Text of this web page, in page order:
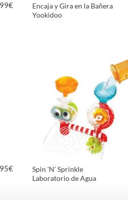
€
Encaja y Gira en la Bañera
Yookidoo
€
Spin 'N' Sprinkle
Laboratorio de Agua